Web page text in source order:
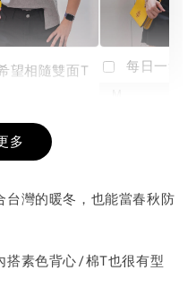
望相隨雙面T
-
每日一笑
多
灣的暖冬，也能當春秋防
搭素色背心/棉T也很有型